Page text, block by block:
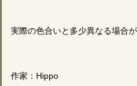
実際の色合いと多少異なる場合
作家：Hippo